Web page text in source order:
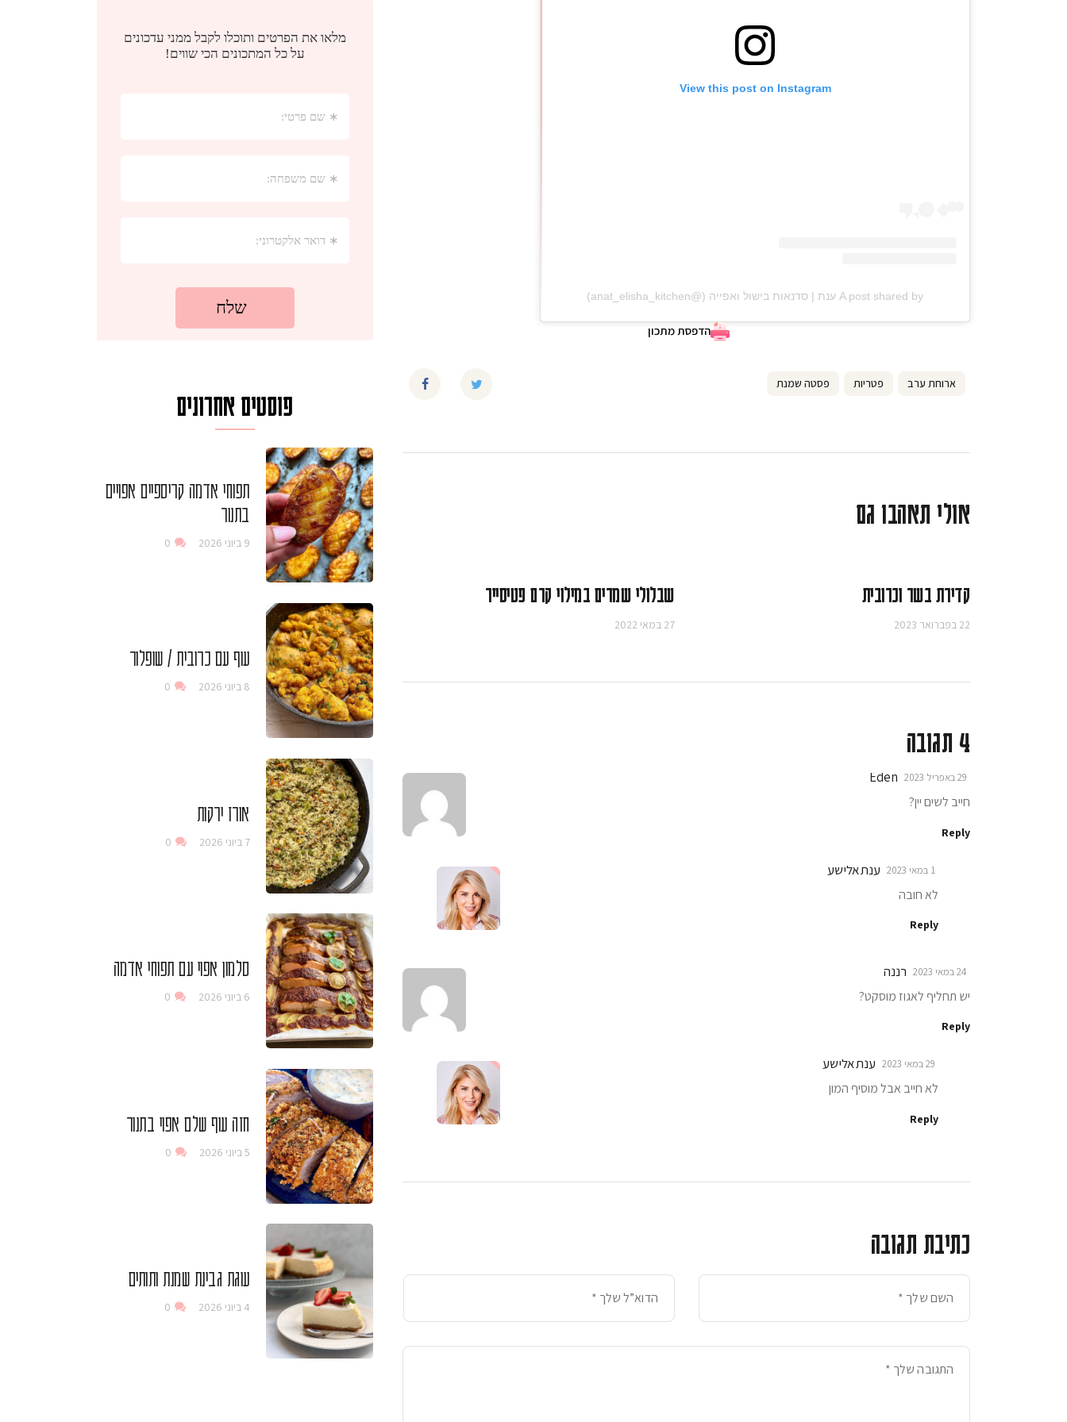
View this post on Instagram
A post shared by ענת | סדנאות בישול ואפייה (@anat_elisha_kitchen)
הדפסת מתכון
ארוחת ערב פטריות פסטה שמנת
אולי תאהבו גם
קדירת בשר וכרובית
22 בפברואר 2023
שבלולי שמרים במילוי קרם פטיסייר
27 במאי 2022
4 תגובה
Eden 29 באפריל 2023
חייב לשים יין?
Reply
ענת אלישע 1 במאי 2023
לא חובה
Reply
רננה 24 במאי 2023
יש תחליף לאגוז מוסקט?
Reply
ענת אלישע 29 במאי 2023
לא חייב אבל מוסיף המון
Reply
כתיבת תגובה
פוסטים אחרונים
תפוחי אדמה קריספיים אפויים
בתנור
9 ביוני 2026 0
עוף עם כרובית / שופלור
8 ביוני 2026 0
אורז ירקות
7 ביוני 2026 0
סלמון אפוי עם תפוחי אדמה
6 ביוני 2026 0
חזה עוף שלם אפוי בתנור
5 ביוני 2026 0
עוגת גבינת שמנת ותותים
4 ביוני 2026 0